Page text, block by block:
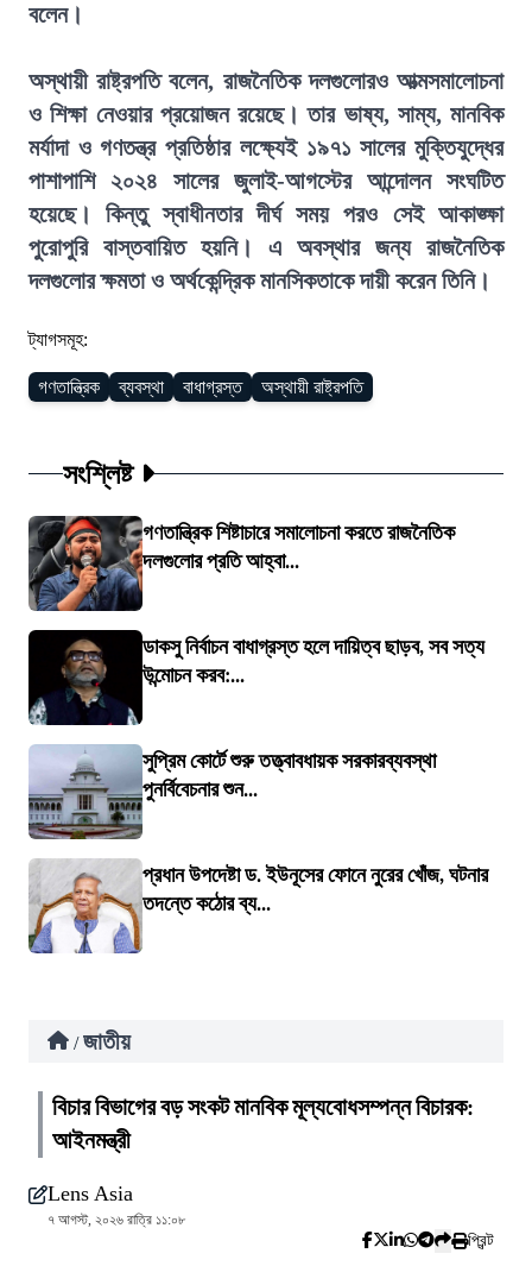
বলেন।
অস্থায়ী রাষ্ট্রপতি বলেন, রাজনৈতিক দলগুলোরও আত্মসমালোচনা
ও শিক্ষা নেওয়ার প্রয়োজন রয়েছে। তার ভাষ্য, সাম্য, মানবিক
মর্যাদা ও গণতন্ত্র প্রতিষ্ঠার লক্ষ্যেই ১৯৭১ সালের মুক্তিযুদ্ধের
পাশাপাশি ২০২৪ সালের জুলাই-আগস্টের আন্দোলন সংঘটিত
হয়েছে। কিন্তু স্বাধীনতার দীর্ঘ সময় পরও সেই আকাঙ্ক্ষা
পুরোপুরি বাস্তবায়িত হয়নি। এ অবস্থার জন্য রাজনৈতিক
দলগুলোর ক্ষমতা ও অর্থকেন্দ্রিক মানসিকতাকে দায়ী করেন তিনি।
ট্যাগসমূহ:
গণতান্ত্রিক ব্যবস্থা বাধাগ্রস্ত অস্থায়ী রাষ্ট্রপতি
সংশ্লিষ্ট
গণতান্ত্রিক শিষ্টাচারে সমালোচনা করতে রাজনৈতিক
দলগুলোর প্রতি আহ্বা...
ডাকসু নির্বাচন বাধাগ্রস্ত হলে দায়িত্ব ছাড়ব, সব সত্য
উন্মোচন করব:...
সুপ্রিম কোর্টে শুরু তত্ত্বাবধায়ক সরকারব্যবস্থা
পুনর্বিবেচনার শুন...
প্রধান উপদেষ্টা ড. ইউনূসের ফোনে নুরের খোঁজ, ঘটনার
তদন্তে কঠোর ব্য...
/ জাতীয়
বিচার বিভাগের বড় সংকট মানবিক মূল্যবোধসম্পন্ন বিচারক:
আইনমন্ত্রী
Lens Asia
৭ আগস্ট, ২০২৬ রাত্রি ১১:০৮
প্রিন্ট